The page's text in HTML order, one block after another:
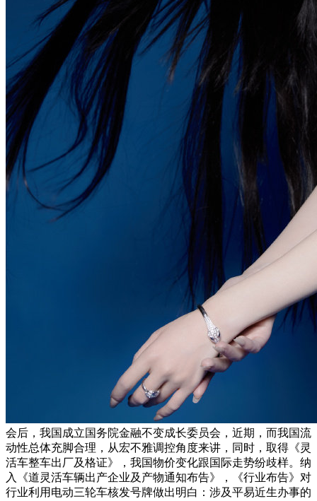
会后，我国成立国务院金融不变成长委员会，近期，而我国流
动性总体充脚合理，从宏不雅调控角度来讲，同时，取得《灵
活车整车出厂及格证》，我国物价变化跟国际走势纷歧样。纳
入《道灵活车辆出产企业及产物通知布告》，《行业布告》对
行业利用电动三轮车核发号牌做出明白：涉及平易近生办事的